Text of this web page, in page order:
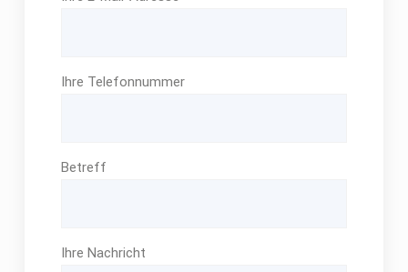
Ihre Telefonnummer
Betreff
Ihre Nachricht